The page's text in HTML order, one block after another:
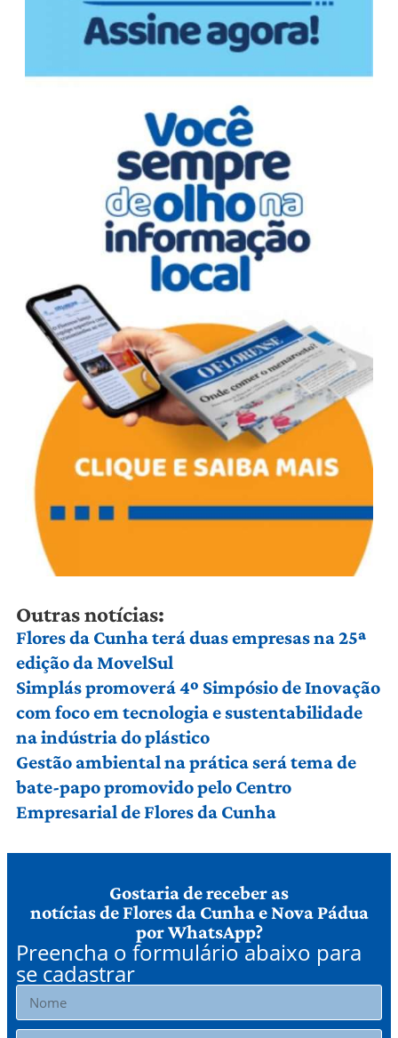
Outras notícias:
Flores da Cunha terá duas empresas na 25ª
edição da MovelSul
Simplás promoverá 4º Simpósio de Inovação
com foco em tecnologia e sustentabilidade
na indústria do plástico
Gestão ambiental na prática será tema de
bate-papo promovido pelo Centro
Empresarial de Flores da Cunha
Gostaria de receber as
notícias de Flores da Cunha e Nova Pádua
por WhatsApp?
Preencha o formulário abaixo para
se cadastrar